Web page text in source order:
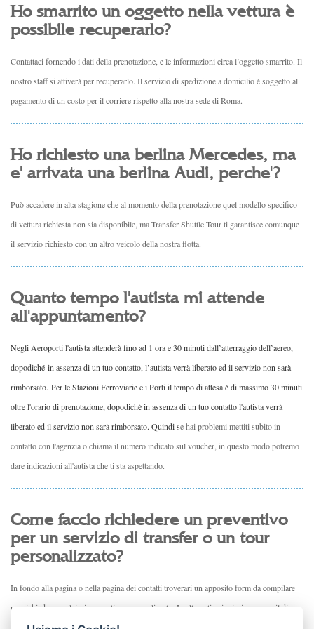
Ho smarrito un oggetto nella vettura è
possibile recuperarlo?
Contattaci fornendo i dati della prenotazione, e le informazioni circa l’oggetto smarrito. Il
nostro staff si attiverà per recuperarlo. Il servizio di spedizione a domicilio è soggetto al
pagamento di un costo per il corriere rispetto alla nostra sede di Roma.
Ho richiesto una berlina Mercedes, ma
e' arrivata una berlina Audi, perche'?
Può accadere in alta stagione che al momento della prenotazione quel modello specifico
di vettura richiesta non sia disponibile, ma Transfer Shuttle Tour ti garantisce comunque
il servizio richiesto con un altro veicolo della nostra flotta.
Quanto tempo l'autista mi attende
all'appuntamento?
Negli Aeroporti l'autista attenderà fino ad 1 ora e 30 minuti dall’atterraggio dell’aereo,
dopodichéin assenza di un tuo contatto, l’autista verrà liberato ed il servizio non sarà
rimborsato.Per le Stazioni Ferroviarie e i Porti il tempo di attesa è di massimo 30 minuti
oltre l'orario di prenotazione, dopodichè in assenza di un tuo contatto l'autista verrà
liberato ed il servizio non sarà rimborsato. Quindi se hai problemi mettiti subito in
contatto con l'agenzia o chiama il numero indicato sul voucher, in questo modo potremo
dare indicazioni all'autista che ti sta aspettando.
Come faccio richiedere un preventivo
per un servizio di transfer o un tour
personalizzato?
In fondo alla pagina o nella pagina dei contatti troverari un apposito form da compilare
per richiedere qualsiasi preventivo personalizzato. In alternativa inviaci una e-mail di
richiesta ainfo@tstrome.com